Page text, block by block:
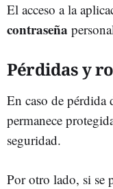
El acceso a la
contraseña
Pérdidas y
En caso de pérdida
permanece
seguridad.
Por otro lado, si se